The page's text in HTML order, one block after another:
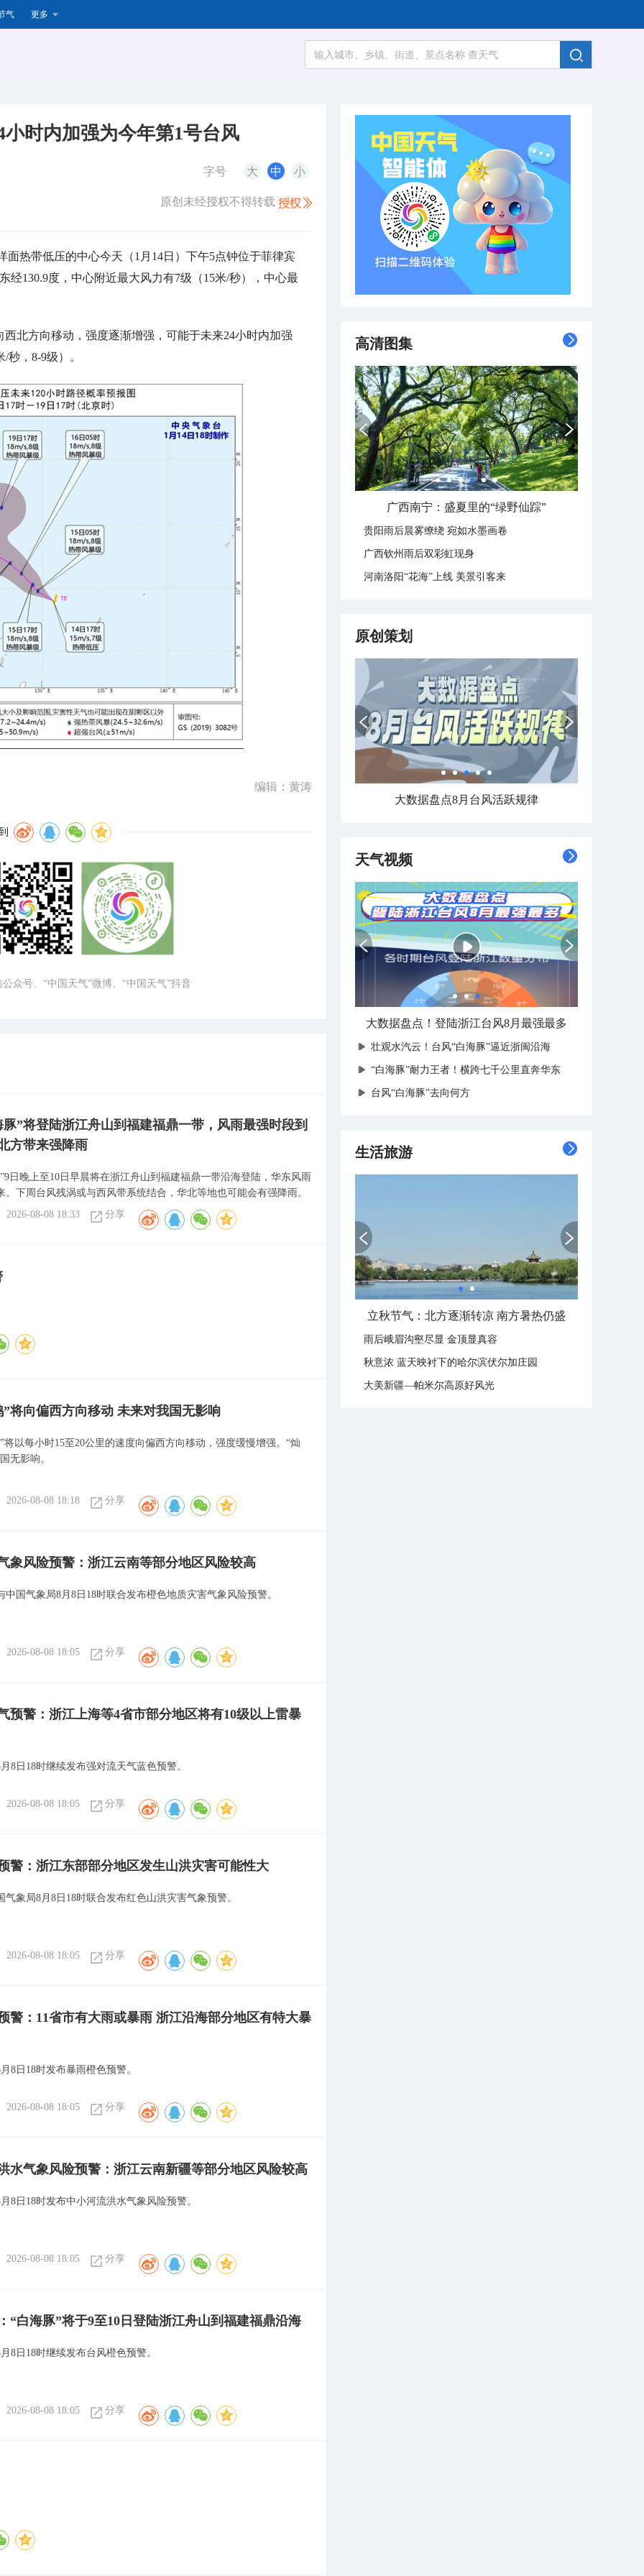
气 更多
时内加强为今年第1号台风
字号 大 中 小
原创未经授权不得转载
热带低压的中心今天（1月14日）下午5点钟位于菲律宾
经130.9度，中心附近最大风力有7级（15米/秒），中心最
北方向移动，强度逐渐增强，可能于未来24小时内加强
秒，8-9级）。
编辑：黄涛
众号、“中国天气”微博、“中国天气”抖音
豚”将登陆浙江舟山到福建福鼎一带，风雨最强时段到
方带来强降雨
日晚上至10日早晨将在浙江舟山到福建福鼎一带沿海登陆，华东风雨
。下周台风残涡或与西风带系统结合，华北等地也可能会有强降雨。
2026-08-08 18:33
分享
”将向偏西方向移动 未来对我国无影响
将以每小时15至20公里的速度向偏西方向移动，强度缓慢增强。“灿
无影响。
2026-08-08 18:18 分享
象风险预警：浙江云南等部分地区风险较高
中国气象局8月8日18时联合发布橙色地质灾害气象风险预警。
2026-08-08 18:05 分享
预警：浙江上海等4省市部分地区将有10级以上雷暴
8日18时继续发布强对流天气蓝色预警。
2026-08-08 18:05 分享
警：浙江东部部分地区发生山洪灾害可能性大
气象局8月8日18时联合发布红色山洪灾害气象预警。
2026-08-08 18:05 分享
警：11省市有大雨或暴雨 浙江沿海部分地区有特大暴
8日18时发布暴雨橙色预警。
2026-08-08 18:05 分享
水气象风险预警：浙江云南新疆等部分地区风险较高
8日18时发布中小河流洪水气象风险预警。
2026-08-08 18:05 分享
“白海豚”将于9至10日登陆浙江舟山到福建福鼎沿海
8日18时继续发布台风橙色预警。
2026-08-08 18:05 分享
高清图集
广西南宁：盛夏里的“绿野仙踪”
贵阳雨后晨雾缭绕 宛如水墨画卷
广西钦州雨后双彩虹现身
河南洛阳“花海”上线 美景引客来
原创策划
大数据盘点8月台风活跃规律
天气视频
大数据盘点！登陆浙江台风8月最强最多
壮观水汽云！台风“白海豚”逼近浙闽沿海
“白海豚”耐力王者！横跨七千公里直奔华东
台风“白海豚”去向何方
生活旅游
立秋节气：北方逐渐转凉 南方暑热仍盛
雨后峨眉沟壑尽显 金顶显真容
秋意浓 蓝天映衬下的哈尔滨伏尔加庄园
大美新疆—帕米尔高原好风光